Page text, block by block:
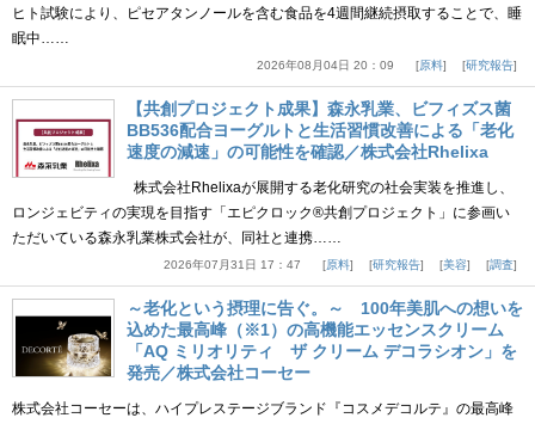
ヒト試験により、ピセアタンノールを含む食品を4週間継続摂取することで、睡
眠中……
2026年08月04日 20：09 原料 研究報告
【共創プロジェクト成果】森永乳業、ビフィズス菌
BB536配合ヨーグルトと生活習慣改善による「老化
速度の減速」の可能性を確認／株式会社Rhelixa
株式会社Rhelixaが展開する老化研究の社会実装を推進し、
ロンジェビティの実現を目指す「エピクロック®共創プロジェクト」に参画い
ただいている森永乳業株式会社が、同社と連携……
2026年07月31日 17：47 原料 研究報告 美容 調査
～老化という摂理に告ぐ。～ 100年美肌への想いを
込めた最高峰（※1）の高機能エッセンスクリーム
「AQ ミリオリティ ザ クリーム デコラシオン」を
発売／株式会社コーセー
株式会社コーセーは、ハイプレステージブランド『コスメデコルテ』の最高峰